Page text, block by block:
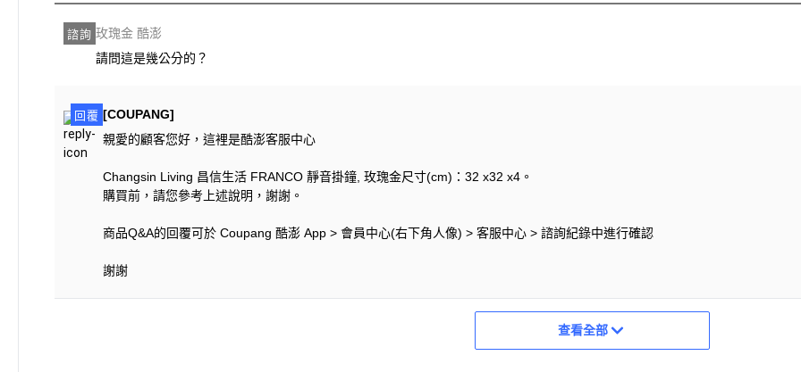
諮詢 玫瑰金 酷澎
請問這是幾公分的？
回覆 [COUPANG]
親愛的顧客您好，這裡是酷澎客服中心
Changsin Living 昌信生活 FRANCO 靜音掛鐘, 玫瑰金尺寸(cm)：32 x32 x4。
購買前，請您參考上述說明，謝謝。
商品Q&A的回覆可於 Coupang 酷澎 App > 會員中心(右下角人像) > 客服中心 > 諮詢紀錄中進行確認
謝謝
查看全部